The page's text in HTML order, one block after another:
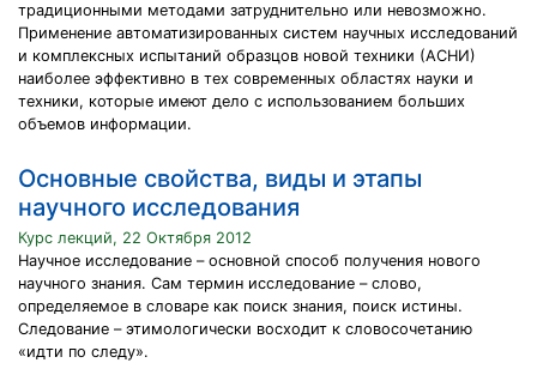
традиционными методами затруднительно или невозможно.
Применение автоматизированных систем научных исследований
и комплексных испытаний образцов новой техники (АСНИ)
наиболее эффективно в тех современных областях науки и
техники, которые имеют дело с использованием больших
объемов информации.
Основные свойства, виды и этапы
научного исследования
Курс лекций, 22 Октября 2012
Научное исследование – основной способ получения нового
научного знания. Сам термин исследование – слово,
определяемое в словаре как поиск знания, поиск истины.
Следование – этимологически восходит к словосочетанию
«идти по следу».